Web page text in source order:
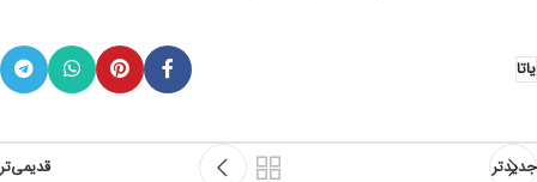
یاتا
جدیدتر قدیمی‌تر